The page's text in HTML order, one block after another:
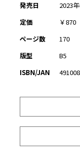
発売日
2023
定価
￥870
ページ数
170
版型
B5
ISBN/JAN